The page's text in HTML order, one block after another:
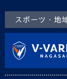
スポーツ・地